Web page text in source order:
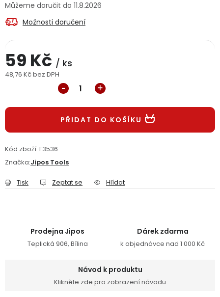
Servis nářadí Hodnocení obchodu
Reklamační formulář Odstoupení ve lhůtě 14 dní
Obchodní podmínky Reklamační řád
11.8.2026
Možnosti doručení
59 Kč / ks
48,76 Kč bez DPH
PŘIDAT DO KOŠÍKU
Kód zboží: F3536
Značka:Jipos Tools
Tisk Zeptat se Hlídat
Prodejna Jipos
Teplická 906, Bílina
Dárek zdarma
k objednávce nad 1 000 Kč
Návod k produktu
Klikněte zde pro zobrazení návodu